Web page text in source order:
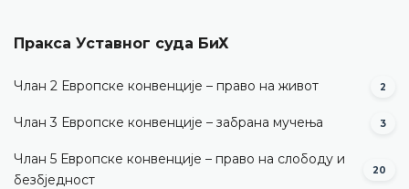
Пракса Уставног суда БиХ
Члан 2 Европске конвенције – право на живот 2
Члан 3 Европске конвенције – забрана мучења 3
Члан 5 Европске конвенције – право на слободу и
безбједност
20